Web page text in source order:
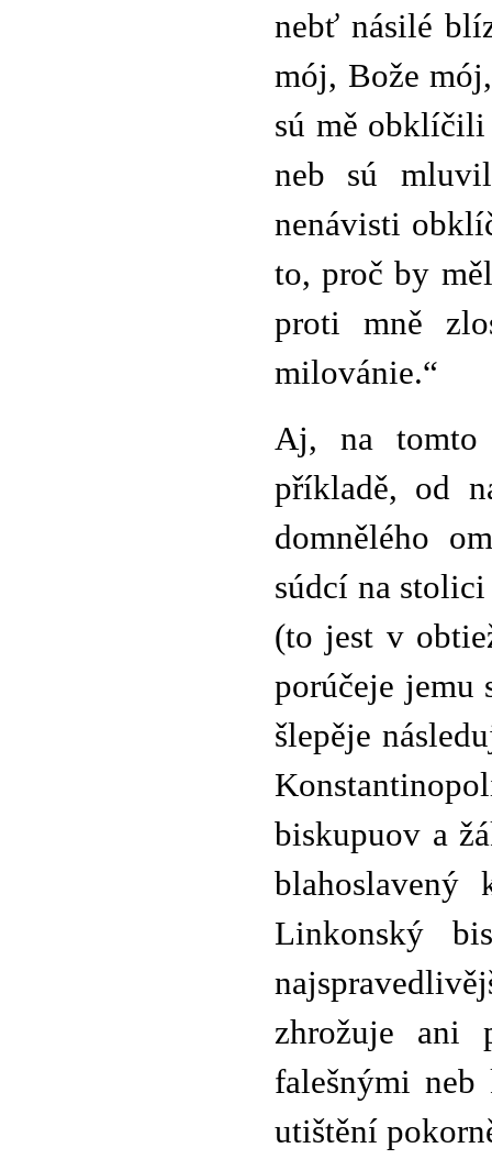
nebť násilé
mój, Bože
sú mě obklíčili
neb sú
nenávisti
to, proč by
proti mně
milovánie.“
Aj, na tomto
příkladě, od
domnělého
súdcí na
(to jest v
porúčeje jemu
šlepěje
biskupuov a
blahoslavený
Linkonský
zhrožuje ani
falešnými
utištění